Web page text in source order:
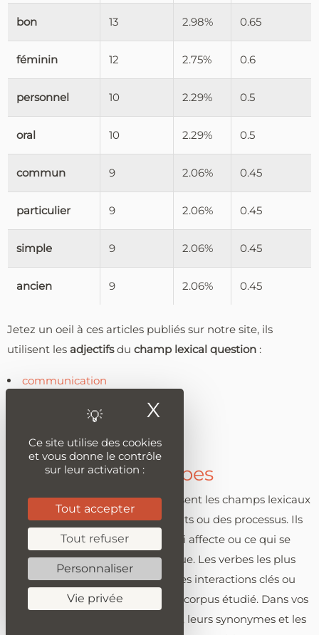
bon 13 2.98% 0.65
féminin 12 2.75% 0.6
personnel 10 2.29% 0.5
oral 10 2.29% 0.5
commun 9 2.06% 0.45
particulier 9 2.06% 0.45
simple 9 2.06% 0.45
ancien 9 2.06% 0.45
Jetez un oeil à ces articles publiés sur notre site, ils
utilisent les adjectifsdu champ lexical question :
communication
Community Manager
Les principaux verbes
Les verbes dynamisent et organisent les champs lexicaux
en exprimant des actions, des états ou des processus. Ils
montrent ce qui est réalisé, ce qui affecte ou ce qui se
produit au cœur d'une thématique. Les verbes les plus
utilisés reflètent généralement des interactions clés ou
des attitudes récurrentes dans le corpus étudié. Dans vos
propres textes, utilisez ces verbes, leurs synonymes et les
Ce site utilise des cookies
et vous donne le contrôle
sur leur activation :
Tout accepter
Tout refuser
Personnaliser
Vie privée
X